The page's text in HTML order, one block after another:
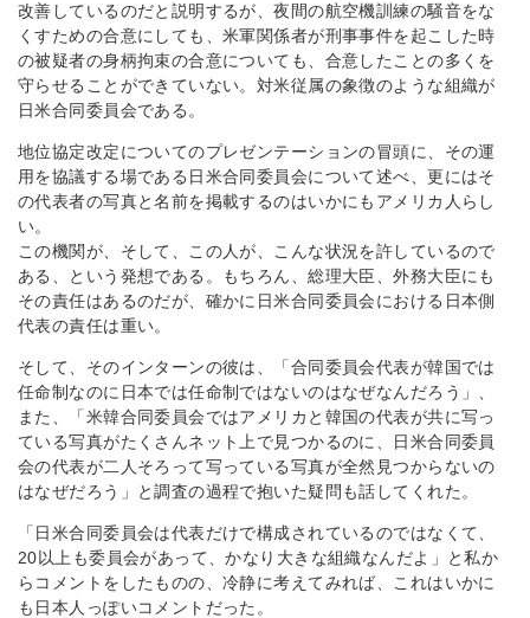
改善しているのだと説明するが、夜間の航空機訓練の騒音をな
くすための合意にしても、米軍関係者が刑事事件を起こした時
の被疑者の身柄拘束の合意についても、合意したことの多くを
守らせることができていない。対米従属の象徴のような組織が
日米合同委員会である。
地位協定改定についてのプレゼンテーションの冒頭に、その運
用を協議する場である日米合同委員会について述べ、更にはそ
の代表者の写真と名前を掲載するのはいかにもアメリカ人らし
い。
この機関が、そして、この人が、こんな状況を許しているので
ある、という発想である。もちろん、総理大臣、外務大臣にも
その責任はあるのだが、確かに日米合同委員会における日本側
代表の責任は重い。
そして、そのインターンの彼は、「合同委員会代表が韓国では
任命制なのに日本では任命制ではないのはなぜなんだろう」、
また、「米韓合同委員会ではアメリカと韓国の代表が共に写っ
ている写真がたくさんネット上で見つかるのに、日米合同委員
会の代表が二人そろって写っている写真が全然見つからないの
はなぜだろう」と調査の過程で抱いた疑問も話してくれた。
「日米合同委員会は代表だけで構成されているのではなくて、
20以上も委員会があって、かなり大きな組織なんだよ」と私か
らコメントをしたものの、冷静に考えてみれば、これはいかに
も日本人っぽいコメントだった。